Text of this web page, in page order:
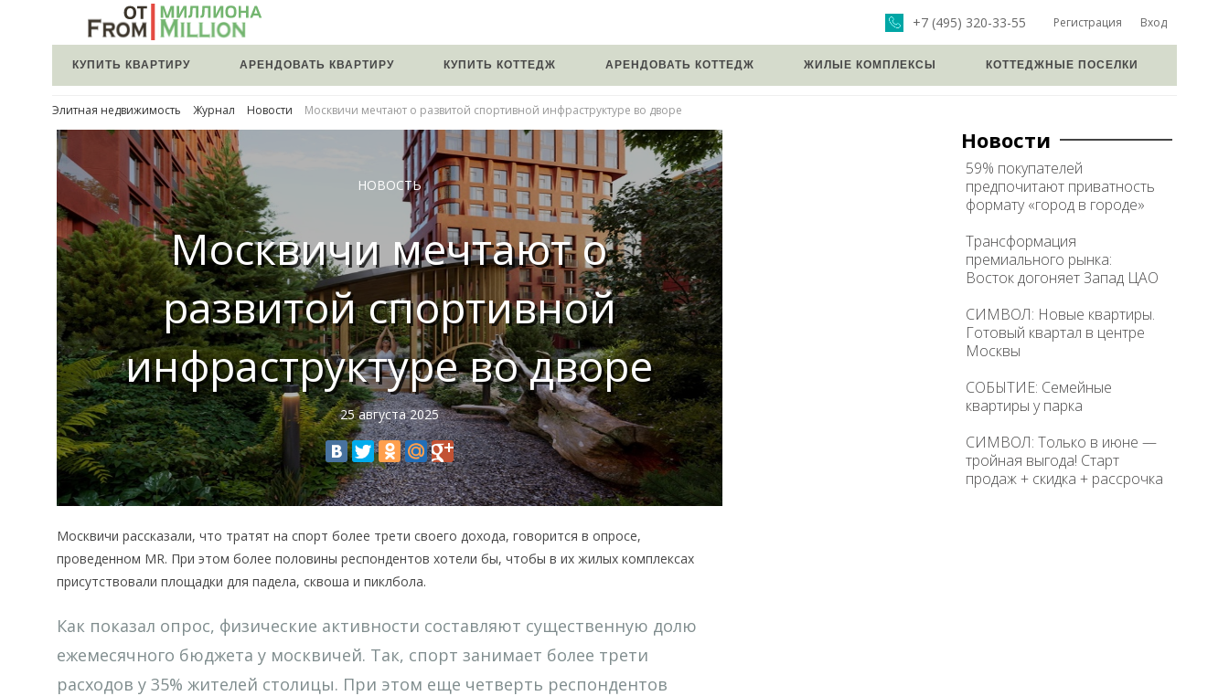
Регистрация Вход
+7 (495) 320-33-55
КУПИТЬ КВАРТИРУ АРЕНДОВАТЬ КВАРТИРУ КУПИТЬ КОТТЕДЖ АРЕНДОВАТЬ КОТТЕДЖ ЖИЛЫЕ КОМПЛЕКСЫ КОТТЕДЖНЫЕ ПОСЕЛКИ
Элитная недвижимость Журнал Новости Москвичи мечтают о развитой спортивной инфраструктуре во дворе
НОВОСТЬ
Москвичи мечтают о
развитой спортивной
инфраструктуре во дворе
25 августа 2025
Москвичи рассказали, что тратят на спорт более трети своего дохода, говорится в опросе,
проведенном MR. При этом более половины респондентов хотели бы, чтобы в их жилых комплексах
присутствовали площадки для падела, сквоша и пиклбола.
Как показал опрос, физические активности составляют существенную долю
ежемесячного бюджета у москвичей. Так, спорт занимает более трети
расходов у 35% жителей столицы. При этом еще четверть респондентов
Новости
59% покупателей
предпочитают приватность
формату «город в городе»
Трансформация
премиального рынка:
Восток догоняет Запад ЦАО
СИМВОЛ: Новые квартиры.
Готовый квартал в центре
Москвы
СОБЫТИЕ: Семейные
квартиры у парка
СИМВОЛ: Только в июне —
тройная выгода! Старт
продаж + скидка + рассрочка